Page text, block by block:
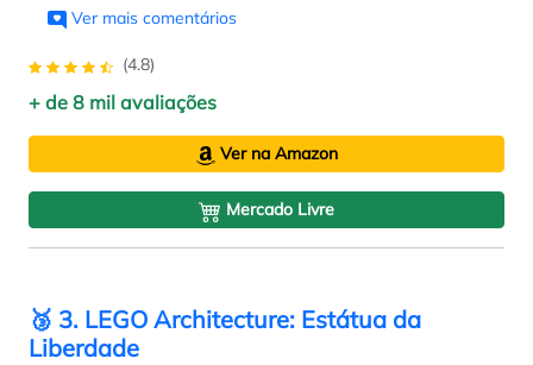
Ver mais comentários
(4.8)
+ de 8 mil avaliações
Ver na Amazon
Mercado Livre
🥉 3. LEGO Architecture: Estátua da
Liberdade